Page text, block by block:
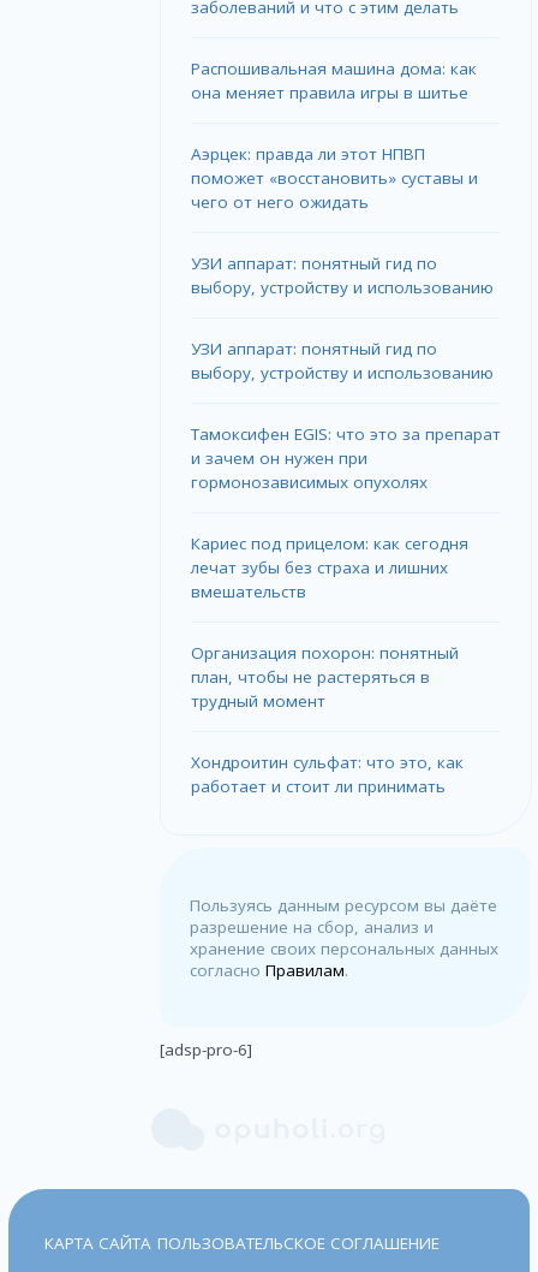
заболеваний и что с этим делать
Распошивальная машина дома: как
она меняет правила игры в шитье
Аэрцек: правда ли этот НПВП
поможет «восстановить» суставы и
чего от него ожидать
УЗИ аппарат: понятный гид по
выбору, устройству и использованию
УЗИ аппарат: понятный гид по
выбору, устройству и использованию
Тамоксифен EGIS: что это за препарат
и зачем он нужен при
гормонозависимых опухолях
Кариес под прицелом: как сегодня
лечат зубы без страха и лишних
вмешательств
Организация похорон: понятный
план, чтобы не растеряться в
трудный момент
Хондроитин сульфат: что это, как
работает и стоит ли принимать
Пользуясь данным ресурсом вы даёте
разрешение на сбор, анализ и
хранение своих персональных данных
согласноПравилам.
[adsp-pro-6]
КАРТА САЙТА ПОЛЬЗОВАТЕЛЬСКОЕ СОГЛАШЕНИЕ